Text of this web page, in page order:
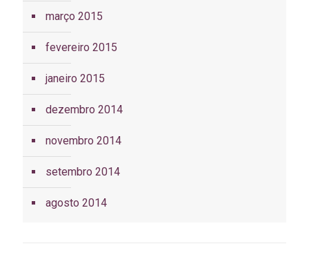
março 2015
fevereiro 2015
janeiro 2015
dezembro 2014
novembro 2014
setembro 2014
agosto 2014